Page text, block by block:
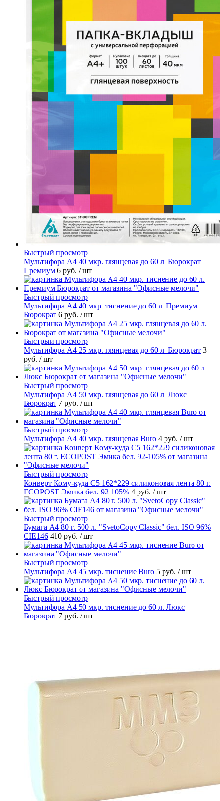
Быстрый просмотр
Мультифора А4 40 мкр. глянцевая до 60 л. Бюрократ
Премиум 6 руб. / шт
Быстрый просмотр
Мультифора А4 40 мкр. тиснение до 60 л. Премиум
Бюрократ 6 руб. / шт
Быстрый просмотр
Мультифора А4 25 мкр. глянцевая до 60 л. Бюрократ 3
руб. / шт
Быстрый просмотр
Мультифора А4 50 мкр. глянцевая до 60 л. Люкс
Бюрократ 7 руб. / шт
Быстрый просмотр
Мультифора А4 40 мкр. глянцевая Buro 4 руб. / шт
Быстрый просмотр
Конверт Кому-куда С5 162*229 силиконовая лента 80 г.
ECOPOST Эмика бел. 92-105% 4 руб. / шт
Быстрый просмотр
Бумага А4 80 г. 500 л. "SvetoCopy Classic" бел. ISO 96%
CIE146 410 руб. / шт
Быстрый просмотр
Мультифора А4 45 мкр. тиснение Buro 5 руб. / шт
Быстрый просмотр
Мультифора А4 50 мкр. тиснение до 60 л. Люкс
Бюрократ 7 руб. / шт